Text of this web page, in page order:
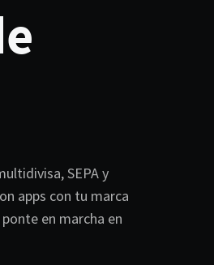
SEPA y
apps con tu marca
en marcha en